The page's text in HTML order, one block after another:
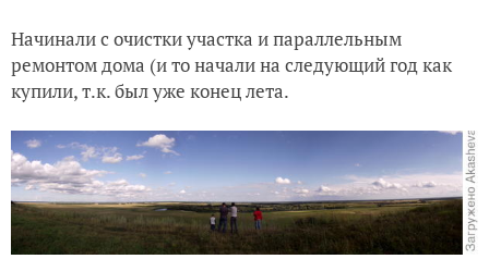
Начинали с очистки участка и параллельным
ремонтом дома (и то начали на следующий год как
купили, т.к. был уже конец лета.